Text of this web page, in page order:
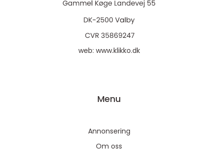
web: www.klikko.dk
Menu
Annonsering
Om oss